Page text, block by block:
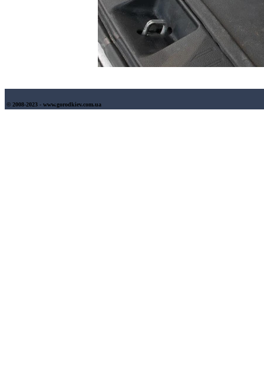
© 2008-2023 - www.gorodkiev.com.ua